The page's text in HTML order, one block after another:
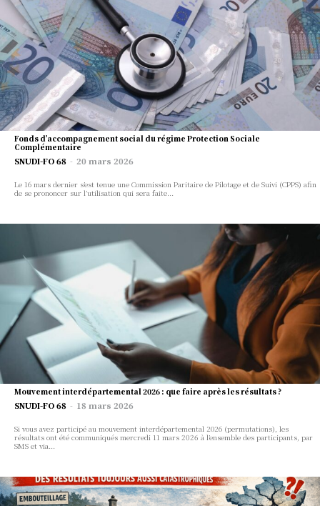
검색 뉴스 및 분석
한국 뉴스 통찰력
뉴스, 의견 및 분석을 위한 권위
있고 독립적인 소스
한국 뉴스 오리지널 뉴스와 심층 보도에 의존하는
영향력 있는 회원 커뮤니티에 가입하세요.
더 알아보기
한국 뉴스 인사이트 가입
한국 뉴스 통찰력
독립적인 소스
Fonds d’accompagnement social du régime Protection Sociale
Complémentaire
SNUDI-FO 68 - 20 mars 2026
Le 16 mars dernier s’est tenue une Commission Paritaire de Pilotage et de Suivi (CPPS) afin
de se prononcer sur l’utilisation qui sera faite...
Mouvement interdépartemental 2026 : que faire après les résultats ?
SNUDI-FO 68 - 18 mars 2026
Si vous avez participé au mouvement interdépartemental 2026 (permutations), les
résultats ont été communiqués mercredi 11 mars 2026 à l’ensemble des participants, par
SMS et via...